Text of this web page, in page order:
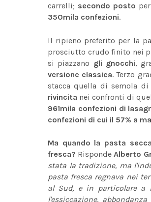
carrelli; secondo posto
350mila confezioni.
Il ripieno preferito per la
prosciutto crudo finito nei
si piazzano gli gnocchi,
versione classica. Terzo
stacca quella di semola
rivincita nei confronti di
961mila confezioni di
confezioni di cui il 57% a
Ma quando la pasta
fresca? RispondeAlberto
stata la tradizione, ma
pasta fresca regnava nei
al Sud, e in particolare a
l'essiccazione,